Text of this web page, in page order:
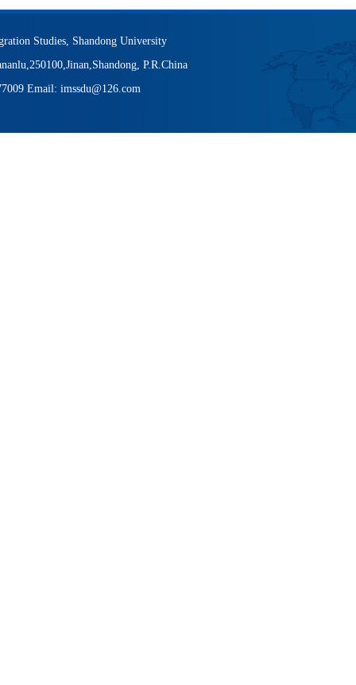
Studies, Shandong University
P.R.China
Email: imssdu@126.com